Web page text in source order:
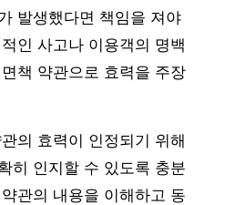
발생했다면 책임을 져야
인 사고나 이용객의 명백
책 약관으로 효력을 주장
의 효력이 인정되기 위해
히 인지할 수 있도록 충분
관의 내용을 이해하고 동